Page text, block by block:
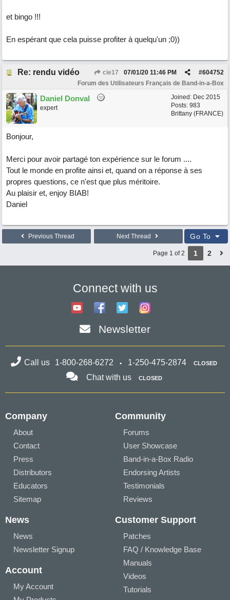
et bingo !!!
En espérant que cela puisse profiter à quelqu'un ;0))
Re: rendu vidéo cie17 #604752
07/01/20 11:46 PM
Forum des Utilisateurs Français de Band-in-a-Box
Joined: Dec 2015
Posts: 983
Brittany (FRANCE)
Daniel Donval
expert
Bonjour,
Merci pour avoir partagé ton expérience sur le forum ....
Tout le monde en profite ainsi et, quand on a réponse à ses
propres questions, ce n'est que plus méritoire.
Au plaisir et, enjoy BIAB!
Daniel
Previous Thread Next Thread Go To
Page 1 of 2 1 2
Connect with us
Newsletter
Call us 1-800-268-6272 1-250-475-2874 CLOSED
Chat with us CLOSED
Company
About
Contact
Press
Distributors
Educators
Sitemap
Community
Forums
User Showcase
Band-in-a-Box Radio
Endorsing Artists
Testimonials
Reviews
News
News
Newsletter Signup
Account
My Account
Customer Support
Patches
FAQ / Knowledge Base
Manuals
Videos
Tutorials